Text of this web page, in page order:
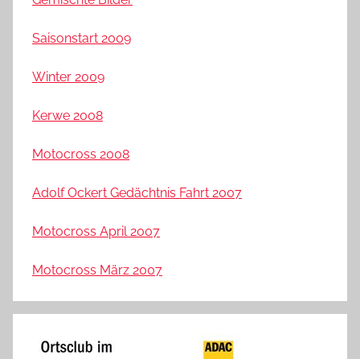
Saisonstart 2009
Winter 2009
Kerwe 2008
Motocross 2008
Adolf Ockert Gedächtnis Fahrt 2007
Motocross April 2007
Motocross März 2007